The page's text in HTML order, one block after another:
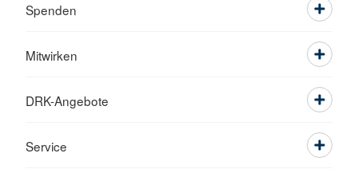
Spenden
Mitwirken
DRK-Angebote
Service